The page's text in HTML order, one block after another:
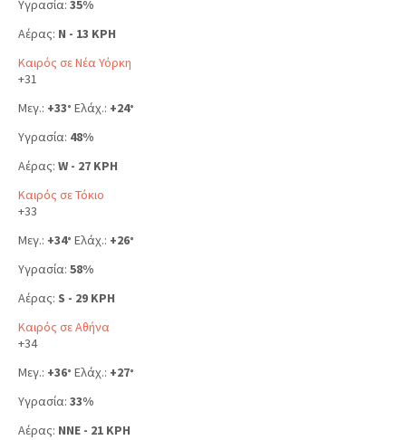
Υγρασία: 35%
Αέρας: N - 13 KPH
Καιρός σε Νέα Υόρκη
+31
Μεγ.: +33° Ελάχ.: +24°
Υγρασία: 48%
Αέρας: W - 27 KPH
Καιρός σε Τόκιο
+33
Μεγ.: +34° Ελάχ.: +26°
Υγρασία: 58%
Αέρας: S - 29 KPH
Καιρός σε Αθήνα
+34
Μεγ.: +36° Ελάχ.: +27°
Υγρασία: 33%
Αέρας: NNE - 21 KPH